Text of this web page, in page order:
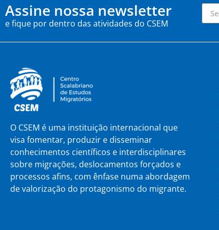
Assine nossa newsletter
e fique por dentro das atividades do CSEM
O CSEM é uma instituição internacional que
visa fomentar, produzir e disseminar
conhecimentos científicos e interdisciplinares
sobre migrações, deslocamentos forçados e
processos afins, com ênfase numa abordagem
de valorização do protagonismo do migrante.